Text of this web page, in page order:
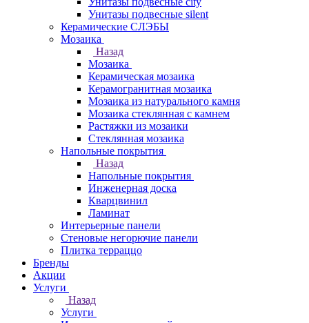
Унитазы подвесные silent
Керамические СЛЭБЫ
Мозаика
Назад
Мозаика
Керамическая мозаика
Керамогранитная мозаика
Мозаика из натурального камня
Мозаика стеклянная с камнем
Растяжки из мозаики
Стеклянная мозаика
Напольные покрытия
Назад
Напольные покрытия
Инженерная доска
Кварцвинил
Ламинат
Интерьерные панели
Стеновые негорючие панели
Плитка терраццо
Бренды
Акции
Услуги
Назад
Услуги